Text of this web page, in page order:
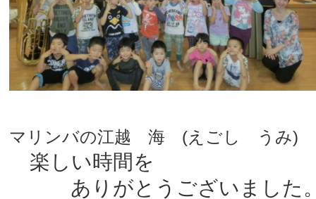
マリンバの江越 海 (えごし うみ)
楽しい時間を
ありがとうございました